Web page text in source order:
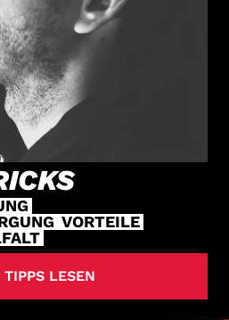
VORTEILE
LESEN